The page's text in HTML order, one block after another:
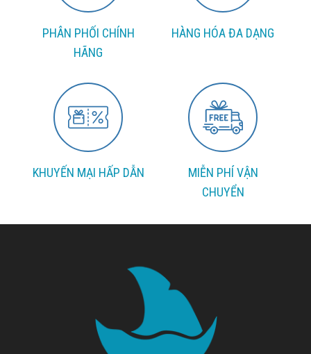
PHÂN PHỐI CHÍNH
HÃNG
HÀNG HÓA ĐA DẠNG
KHUYẾN MẠI HẤP DẪN
MIỄN PHÍ VẬN
CHUYỂN